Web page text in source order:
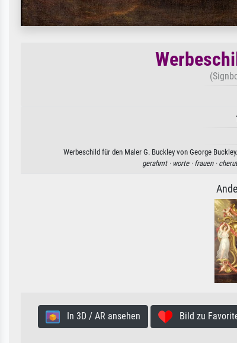
Werbeschild für den Maler G. Buckley von George
gerahmt · worte · frauen ·
In 3D / AR ansehen Bild zu